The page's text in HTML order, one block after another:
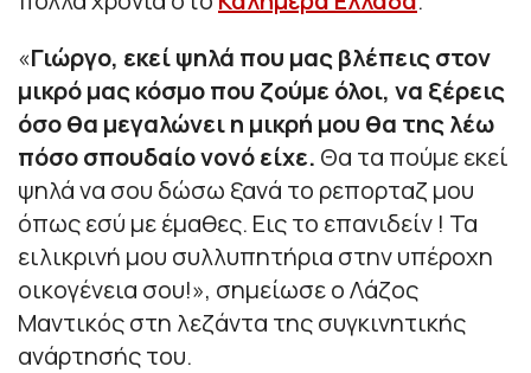
«Γιώργο, εκεί ψηλά που μας βλέπεις στον
μικρό μας κόσμο που ζούμε όλοι, να ξέρεις
όσο θα μεγαλώνει η μικρή μου θα της λέω
πόσο σπουδαίο νονό είχε. Θα τα πούμε εκεί
ψηλά να σου δώσω ξανά το ρεπορταζ μου
όπως εσύ με έμαθες. Εις το επανιδείν ! Τα
ειλικρινή μου συλλυπητήρια στην υπέροχη
οικογένεια σου!», σημείωσε ο Λάζος
Μαντικός στη λεζάντα της συγκινητικής
ανάρτησής του.